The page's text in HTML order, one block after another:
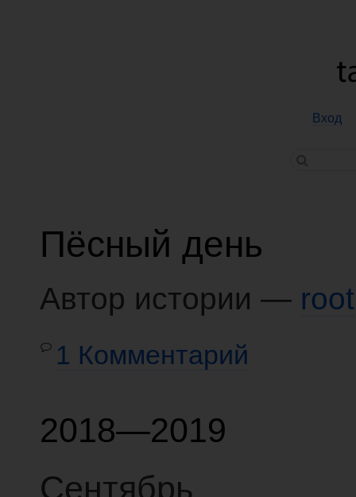
Вход
Пёсный день
Автор истории — root
1 Комментарий
2018—2019
Сентябрь